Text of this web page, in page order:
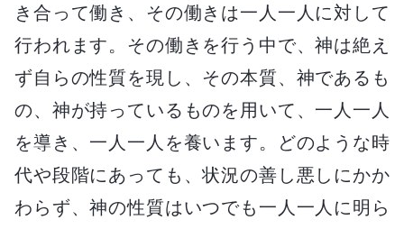
き合って働き、その働きは一人一人に対して
行われます。その働きを行う中で、神は絶え
ず自らの性質を現し、その本質、神であるも
の、神が持っているものを用いて、一人一人
を導き、一人一人を養います。どのような時
代や段階にあっても、状況の善し悪しにかか
わらず、神の性質はいつでも一人一人に明ら